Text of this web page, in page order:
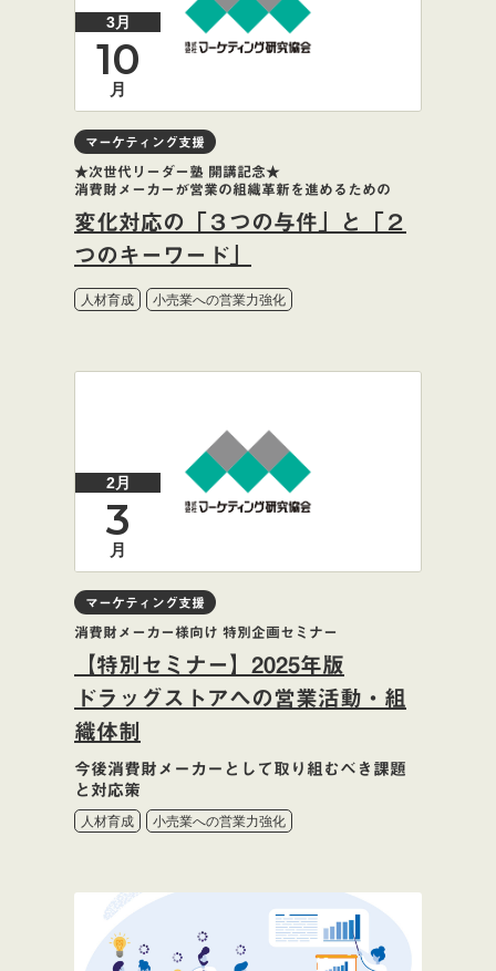
3月
10
月
マーケティング支援
★次世代リーダー塾 開講記念★
消費財メーカーが営業の組織革新を進めるための
変化対応の「３つの与件」と「２
つのキーワード」
人材育成 小売業への営業力強化
2月
3
月
マーケティング支援
消費財メーカー様向け 特別企画セミナー
【特別セミナー】2025年版
ドラッグストアへの営業活動・組
織体制
今後消費財メーカーとして取り組むべき課題
と対応策
人材育成 小売業への営業力強化